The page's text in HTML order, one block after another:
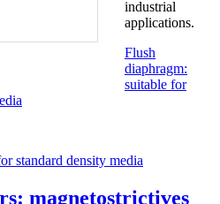
industrial
applications.
Flush
diaphragm:
suitable for
standard density media
magnetostrictives